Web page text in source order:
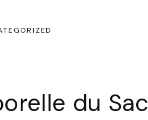
du Sac